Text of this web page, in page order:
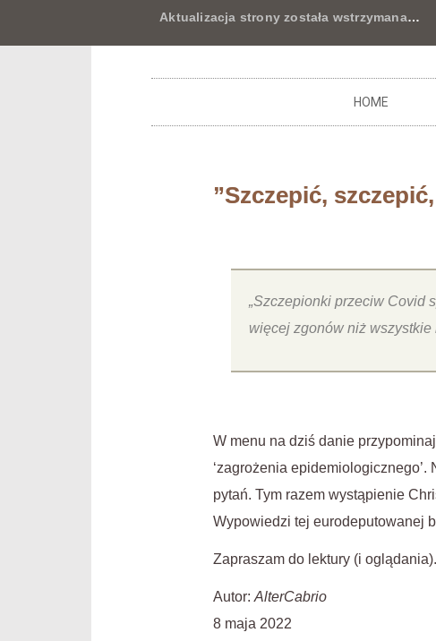
Aktualizacja strony została wstrzymana…
HOME
”Szczepić,
„Szczepionki przeciw Covid
więcej zgonów niż wszystkie
W menu na dziś danie
‘zagrożenia
pytań. Tym razem wystąpienie
Wypowiedzi tej eurodeputowanej
Zapraszam do lektury (i oglądania).
Autor: AlterCabrio
8 maja 2022